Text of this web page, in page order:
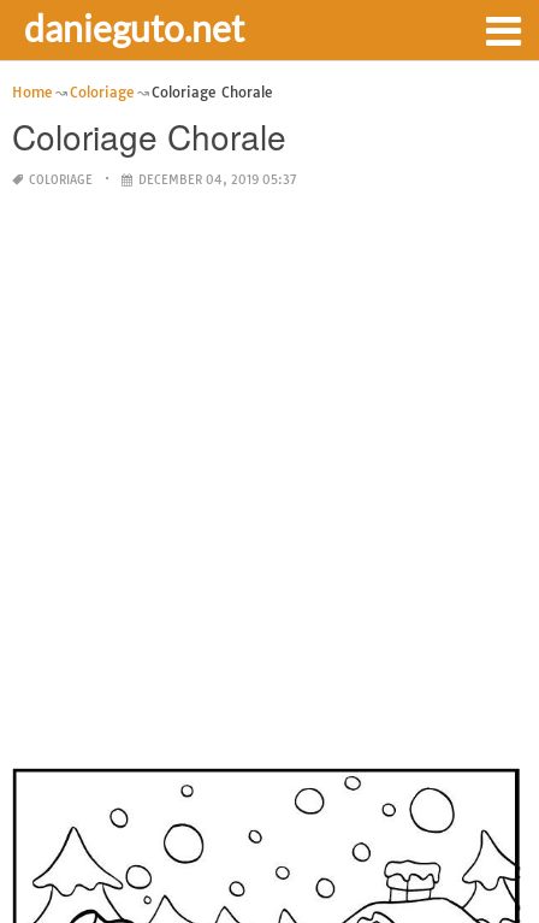
danieguto.net
Home Coloriage Coloriage Chorale
Coloriage Chorale
COLORIAGE DECEMBER 04, 2019 05:37